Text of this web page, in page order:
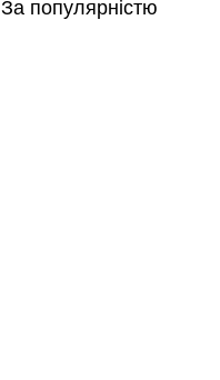
За популярністю